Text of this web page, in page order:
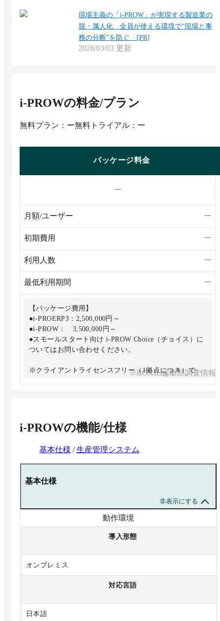
現場主義の「i-PROW」が実現する製造業の
脱・属人化 全員が使える環境で“現場と事
務の分断”を防ぐ [PR]
2026/03/03 更新
i-PROWの料金/プラン
無料プラン：ー無料トライアル：ー
パッケージ料金
ー
月額/ユーザー ー
初期費用 ー
利用人数 ー
最低利用期間 ー
【パッケージ費用】
●i-PROERP3：2,500,000円～
●i-PROW： 3,500,000円～
●スモールスタート向け i-PROW Choice（チョイス）に
ついてはお問い合わせください。
※クライアントライセンスフリー（1拠点につき）で
※詳細はお問い合わせください。
※BOXIL編集部調査情報
i-PROWの機能/仕様
基本仕様 /生産管理システム
基本仕様
非表示にする
動作環境
導入形態
オンプレミス
対応言語
日本語